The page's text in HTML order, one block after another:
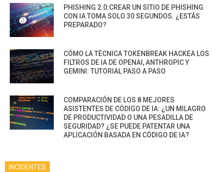
PHISHING 2.0:CREAR UN SITIO DE PHISHING
CON IA TOMA SOLO 30 SEGUNDOS. ¿ESTÁS
PREPARADO?
CÓMO LA TÉCNICA TOKENBREAK HACKEA LOS
FILTROS DE IA DE OPENAI, ANTHROPIC Y
GEMINI: TUTORIAL PASO A PASO
COMPARACIÓN DE LOS 8 MEJORES
ASISTENTES DE CÓDIGO DE IA: ¿UN MILAGRO
DE PRODUCTIVIDAD O UNA PESADILLA DE
SEGURIDAD? ¿SE PUEDE PATENTAR UNA
APLICACIÓN BASADA EN CÓDIGO DE IA?
INCIDENTES